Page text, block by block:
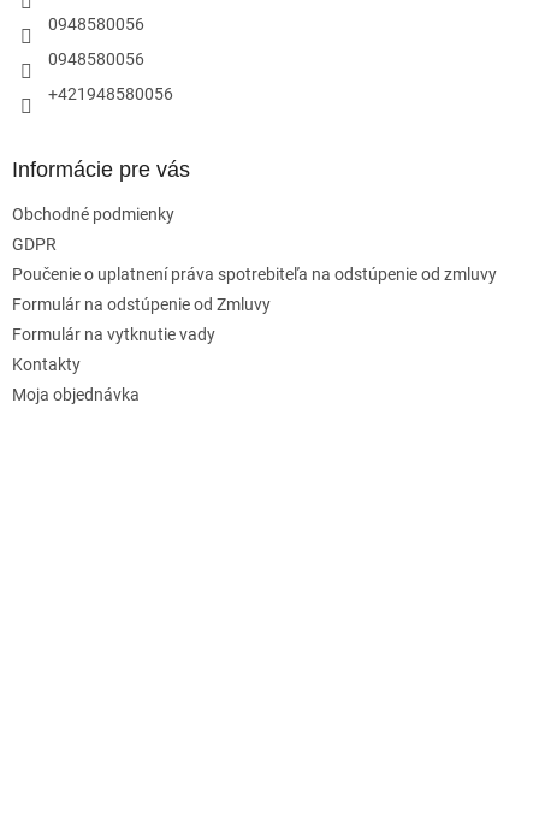
0948580056
0948580056
+421948580056
Informácie pre vás
Obchodné podmienky
GDPR
Poučenie o uplatnení práva spotrebiteľa na odstúpenie od zmluvy
Formulár na odstúpenie od Zmluvy
Formulár na vytknutie vady
Kontakty
Moja objednávka